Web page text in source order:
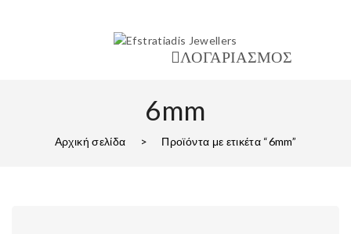
ΛΟΓΑΡΙΑΣΜΟΣ
6mm
Αρχική σελίδα > Προϊόντα με ετικέτα “6mm”